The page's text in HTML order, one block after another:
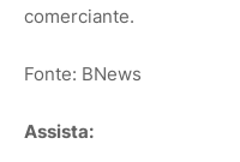
comerciante.
Fonte: BNews
Assista: